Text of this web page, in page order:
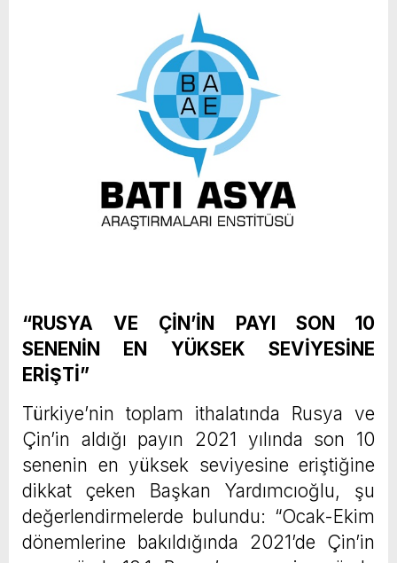
“RUSYA VE ÇİN’İN PAYI SON 10
SENENİN EN YÜKSEK SEVİYESİNE
ERİŞTİ”
Türkiye’nin toplam ithalatında Rusya ve
Çin’in aldığı payın 2021 yılında son 10
senenin en yüksek seviyesine eriştiğine
dikkat çeken Başkan Yardımcıoğlu, şu
değerlendirmelerde bulundu: “Ocak-Ekim
dönemlerine bakıldığında 2021’de Çin’in